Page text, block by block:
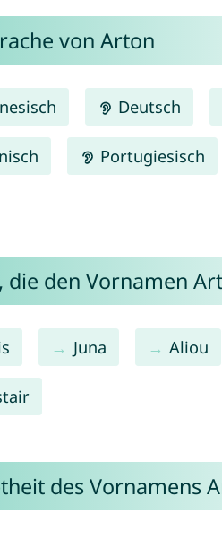
von Arton
Deutsch
Portugiesisch
die den Vornamen
Juna Aliou
des Vornamens